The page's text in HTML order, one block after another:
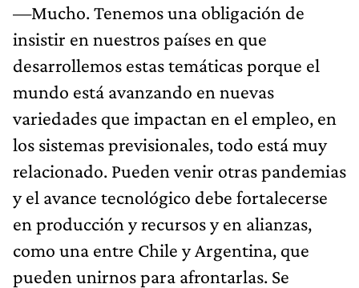
—Mucho. Tenemos una obligación de
insistir en nuestros países en que
desarrollemos estas temáticas porque el
mundo está avanzando en nuevas
variedades que impactan en el empleo, en
los sistemas previsionales, todo está muy
relacionado. Pueden venir otras pandemias
y el avance tecnológico debe fortalecerse
en producción y recursos y en alianzas,
como una entre Chile y Argentina, que
pueden unirnos para afrontarlas. Se